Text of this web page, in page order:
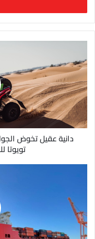
ب
ر
ي
د
ا
إ
ل
ك
ت
ر
دانية عقيل تخوض
تويوتا